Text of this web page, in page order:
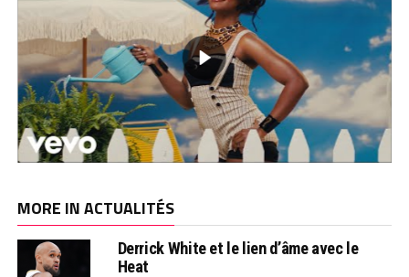
MORE IN ACTUALITÉS
Derrick White et le lien d’âme avec le
Heat